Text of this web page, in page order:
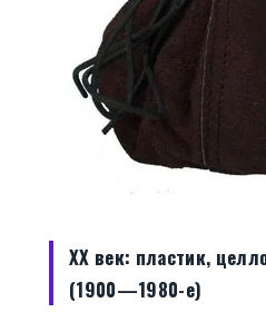
XX век: пластик,
(1900—1980-е)